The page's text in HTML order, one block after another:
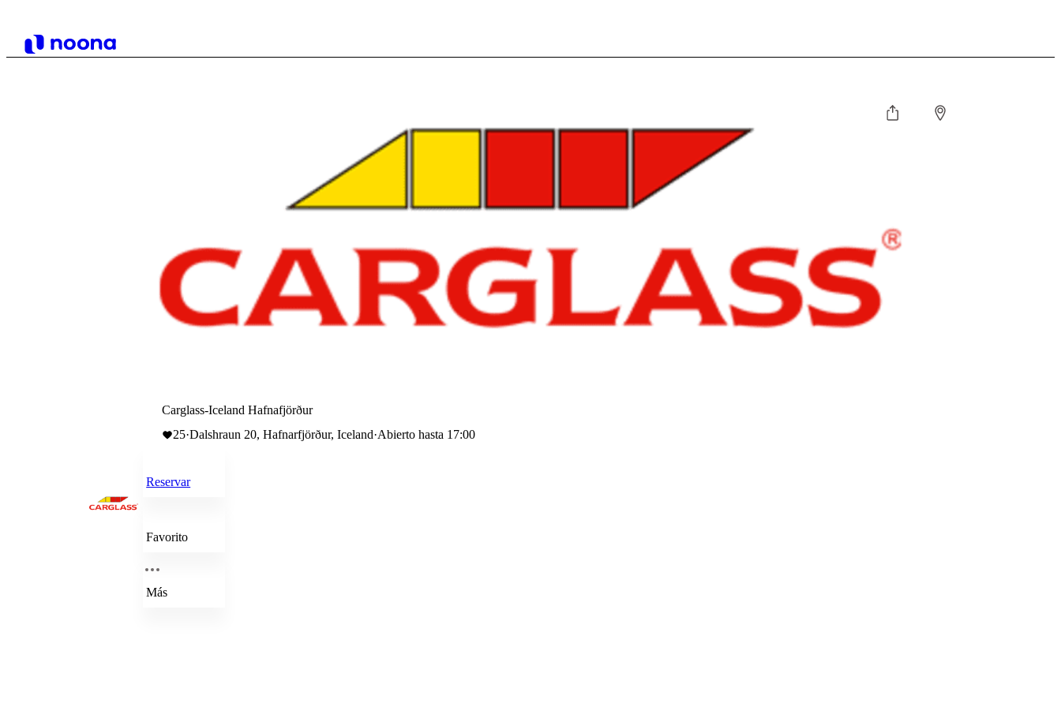
Carglass-Iceland Hafnafjörður
25·Dalshraun 20, Hafnarfjörður, Iceland·Abierto hasta 17:00
Reservar
Favorito
Más